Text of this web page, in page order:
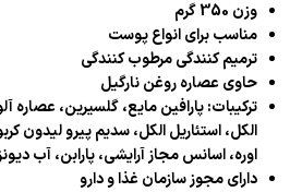
وزن 350 گرم
مناسب برای انواع پوست
ترمیم کنندگی مرطوب کنندگی
حاوی عصاره روغن نارگیل
ترکیبات: پارافین مایع، گلسیرین، عصاره
الکل، استئاریل الکل، سدیم پیرو لیدون
اوره، اسانس مجاز آرایشی، پارابن، آب
دارای مجوز سازمان غذا و دارو